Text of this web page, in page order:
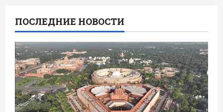
ПОСЛЕДНИЕ НОВОСТИ